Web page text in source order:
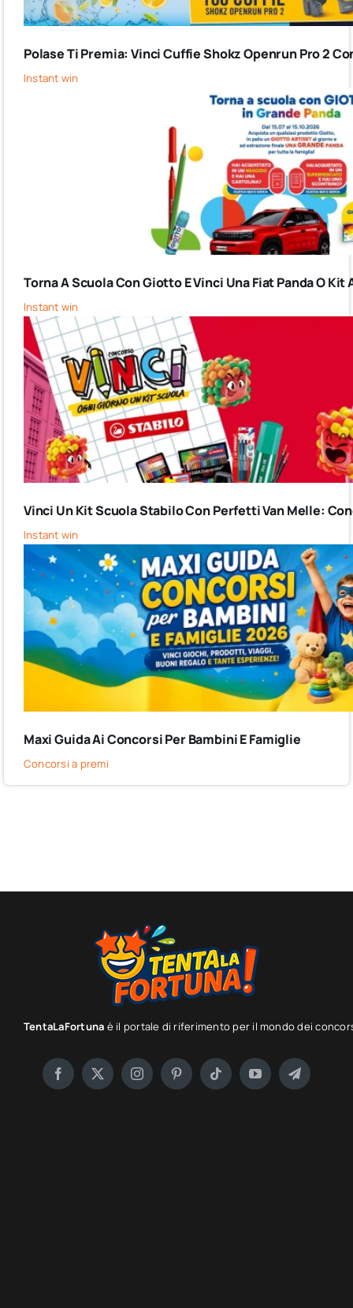
Polase Ti Premia: Vinci Cuffie Shokz Openrun Pro 2
Instant win
Torna A Scuola Con Giotto E Vinci Una Fiat Panda O
Instant win
Vinci Un Kit Scuola Stabilo Con Perfetti Van Melle:
Instant win
Maxi Guida Ai Concorsi Per Bambini E Famiglie
Concorsi a premi
TentaLaFortuna è il portale di riferimento per il mondo dei